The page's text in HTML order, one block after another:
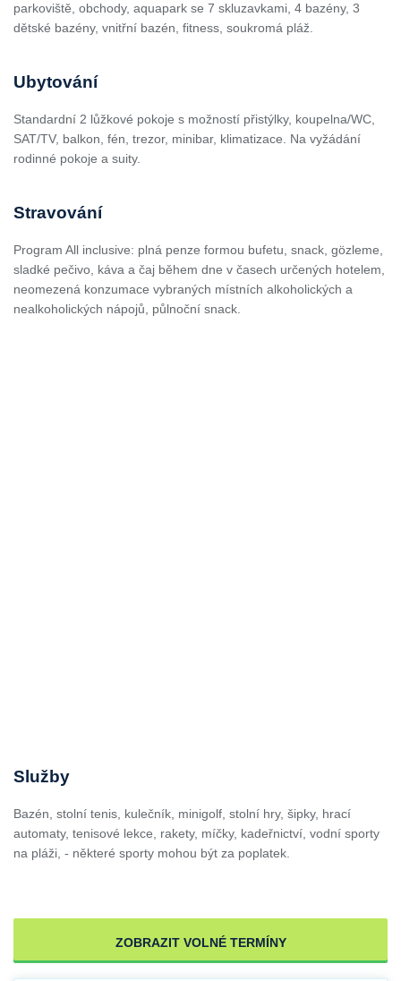
parkoviště, obchody, aquapark se 7 skluzavkami, 4 bazény, 3
dětské bazény, vnitřní bazén, fitness, soukromá pláž.
Ubytování
Standardní 2 lůžkové pokoje s možností přistýlky, koupelna/WC,
SAT/TV, balkon, fén, trezor, minibar, klimatizace. Na vyžádání
rodinné pokoje a suity.
Stravování
Program All inclusive: plná penze formou bufetu, snack, gözleme,
sladké pečivo, káva a čaj během dne v časech určených hotelem,
neomezená konzumace vybraných místních alkoholických a
nealkoholických nápojů, půlnoční snack.
Služby
Bazén, stolní tenis, kulečník, minigolf, stolní hry, šipky, hrací
automaty, tenisové lekce, rakety, míčky, kadeřnictví, vodní sporty
na pláži, - některé sporty mohou být za poplatek.
ZOBRAZIT VOLNÉ TERMÍNY